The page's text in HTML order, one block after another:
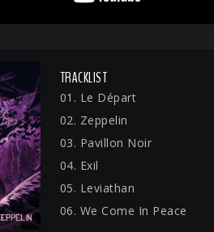
TRACKLIST
01. Le Départ
02. Zeppelin
03. Pavillon Noir
04. Exil
05. Leviathan
06. We Come In Peace